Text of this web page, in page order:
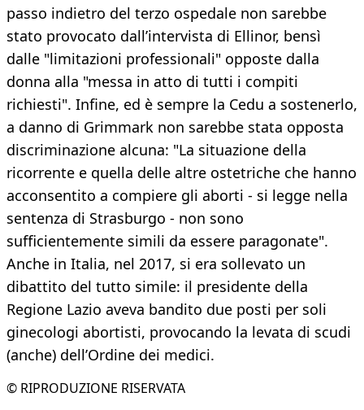
passo indietro del terzo ospedale non sarebbe
stato provocato dall’intervista di Ellinor, bensì
dalle "limitazioni professionali" opposte dalla
donna alla "messa in atto di tutti i compiti
richiesti". Infine, ed è sempre la Cedu a sostenerlo,
a danno di Grimmark non sarebbe stata opposta
discriminazione alcuna: "La situazione della
ricorrente e quella delle altre ostetriche che hanno
acconsentito a compiere gli aborti - si legge nella
sentenza di Strasburgo - non sono
sufficientemente simili da essere paragonate".
Anche in Italia, nel 2017, si era sollevato un
dibattito del tutto simile: il presidente della
Regione Lazio aveva bandito due posti per soli
ginecologi abortisti, provocando la levata di scudi
(anche) dell’Ordine dei medici.
© RIPRODUZIONE RISERVATA